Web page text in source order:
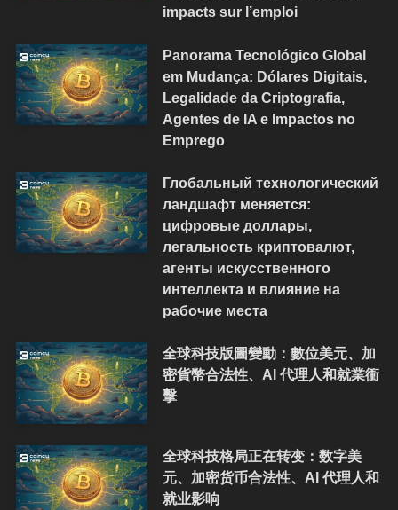
impacts sur l’emploi
Panorama Tecnológico Global
em Mudança: Dólares Digitais,
Legalidade da Criptografia,
Agentes de IA e Impactos no
Emprego
Глобальный технологический
ландшафт меняется:
цифровые доллары,
легальность криптовалют,
агенты искусственного
интеллекта и влияние на
рабочие места
全球科技版圖變動：數位美元、加
密貨幣合法性、AI 代理人和就業衝
擊
全球科技格局正在转变：数字美
元、加密货币合法性、AI 代理人和
就业影响